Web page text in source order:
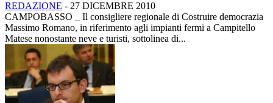
REDAZIONE - 27 DICEMBRE 2010
CAMPOBASSO _ Il consigliere regionale di Costruire democrazia
Massimo Romano, in riferimento agli impianti fermi a Campitello
Matese nonostante neve e turisti, sottolinea di...